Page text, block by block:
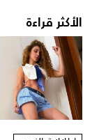
الأكثر قراءة